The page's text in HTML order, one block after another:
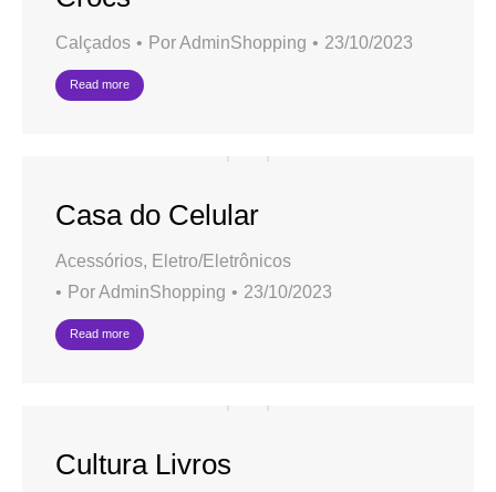
Calçados PorAdminShopping 23/10/2023
Read more
Casa do Celular
Acessórios, Eletro/Eletrônicos
PorAdminShopping 23/10/2023
Read more
Cultura Livros